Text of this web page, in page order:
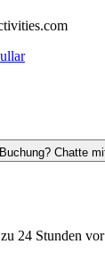
Chatte
24 Stunden